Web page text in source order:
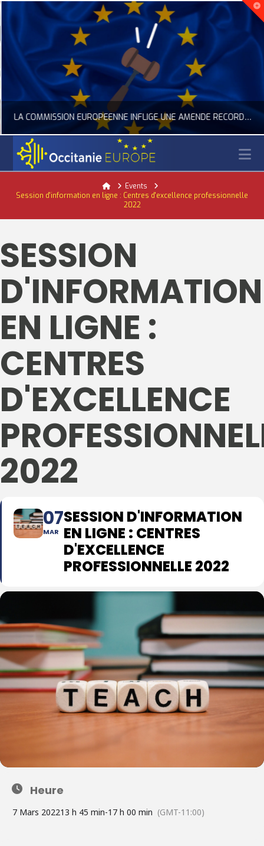
LA COMMISSION EUROPÉENNE INFLIGE UNE AMENDE RECORD À GOOGLE
ACTUALITÉ DE L'UNION EUROPÉENNE, ACTUALITÉ DE LA REPRÉSENTATION D’OCCITANIE EUROPE, NUMÉRIQUE- DIGITAL
HomeEvents
Session d'information en ligne : Centres d'excellence professionnelle
2022
SESSION
D'INFORMATION
EN LIGNE :
CENTRES
D'EXCELLENCE
2022
07
MAR
SESSION D'INFORMATION
EN LIGNE : CENTRES
D'EXCELLENCE
PROFESSIONNELLE 2022
Heure
7 Mars 202213 h 45 min-17 h 00 min (GMT-11:00)